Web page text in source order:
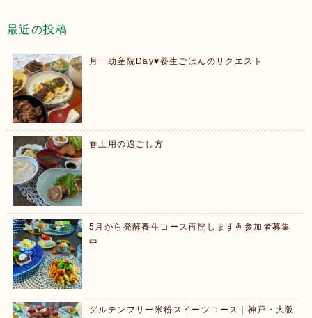
最近の投稿
月一助産院Day♥️養生ごはんのリクエスト
春土用の過ごし方
5月から発酵養生コース再開します🤞参加者募集
中
グルテンフリー米粉スイーツコース｜神戸・大阪